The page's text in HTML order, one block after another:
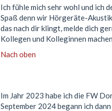
Ich fühle mich sehr wohl und ich
Spaß denn wir Hörgeräte-
das nach dir klingt, melde dich
Kollegen und Kolleginnen
Nach oben
Im Jahr 2023 habe ich die FW
September 2024 begann ich